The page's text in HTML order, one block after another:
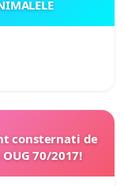
consternati de
70/2017!